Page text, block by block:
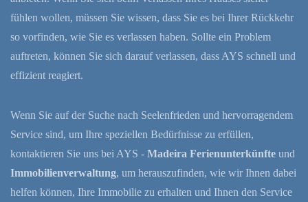
fühlen wollen, müssen Sie wissen, dass Sie es bei Ihrer Rückkehr
so vorfinden, wie Sie es verlassen haben. Sollte ein Problem
auftreten, können Sie sich darauf verlassen, dass AYS schnell und
effizient reagiert.
Wenn Sie auf der Suche nach Seelenfrieden und hervorragendem
Service sind, um Ihre speziellen Bedürfnisse zu erfüllen,
kontaktieren Sie uns bei AYS - Madeira Ferienunterkünfte und
Immobilienverwaltung, um herauszufinden, wie wir Ihnen dabei
helfen können, Ihre Immobilie zu erhalten und Ihnen den Service